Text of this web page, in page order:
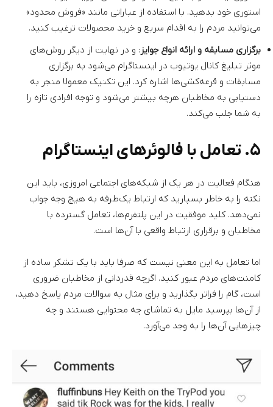
استوری خود بدهید. با استفاده از عباراتی مانند «فروش محدود»
می‌توانید مردم را به اقدام سریع و خرید محصولات ترغیب کنید.
برگزاری مسابقه و ارائه انواع جوایز : و در نهایت از دیگر روش‌های
موثر تبلیغ کانال یوتیوب در اینستاگرام می‌شود به برگزاری
مسابقات و قرعه‌کشی‌ها اشاره کرد. این تکنیک معمولا منجر به
دستیابی به مخاطبان هرچه بیشتر می‌شود و توجه افرادی تازه را
به شما جلب می‌کند.
۵. تعامل با فالوئرهای اینستاگرام
هنگام فعالیت در هر یک از شبکه‌های اجتماعی امروزی، باید این
نکته را به خاطر بسپارید که ارتباط یک‌طرفه به هیچ وجه جواب
نمی‌دهد. کلید موفقیت در این پلتفرم‌ها، تعامل گسترده با
مخاطبان و برقراری ارتباط واقعی با آن‌ها است.
اما تعامل به این معنی نیست که صرفا باید با یک تشکر ساده از
کامنت‌های مردم عبور کنید. اگرچه قدردانی از مخاطبان ضروری
است، گام را فراتر بگذارید و برای مثال به سوالات مردم پاسخ دهید،
از آن‌ها بپرسید مایل به تماشای چه محتوایی هستند و چه
چیزهایی آن‌ها را به وجد می‌آورد.